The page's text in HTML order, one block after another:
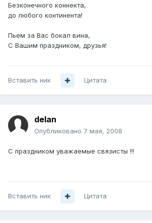
Безконечного коннекта,
до любого континента!
Пьем за Вас бокал вина,
С Вашим праздником, друзья!
Вставить ник Цитата
delan
Опубликовано 7 мая, 2008
C праздником уважаемые связисты !!!
Вставить ник Цитата